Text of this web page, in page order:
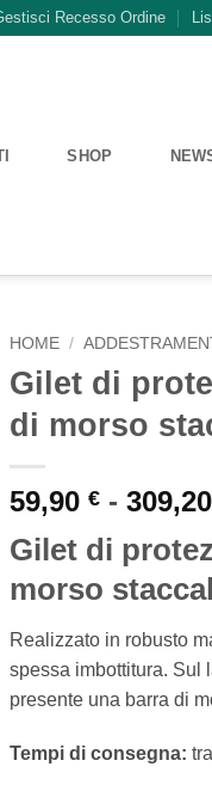
Recesso Ordine
SHOP
HOME /
Gilet di
di morso
59,90 € - 309,20
Gilet di
morso
Realizzato in robusto
spessa imbottitura. Sul
presente una barra di
Tempi di consegna: